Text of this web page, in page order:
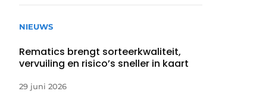
NIEUWS
Rematics brengt sorteerkwaliteit,
vervuiling en risico’s sneller in kaart
29 juni 2026